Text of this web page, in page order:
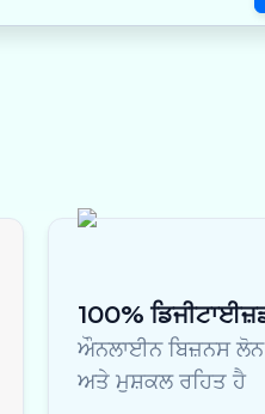
100%
ਔਨਲਾਈਨ ਬਿਜ਼ਨਸ
ਅਤੇ ਮੁਸ਼ਕਲ ਰਹਿਤ ਹੈ